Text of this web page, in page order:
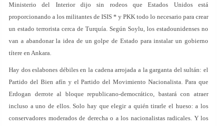
Ministerio del Interior dijo sin rodeos que Estados Unidos está
proporcionando a los militantes de ISIS * y PKK todo lo necesario para crear
un estado terrorista cerca de Turquía. Según Soylu, los estadounidenses no
van a abandonar la idea de un golpe de Estado para instalar un gobierno
títere en Ankara.
Hay dos eslabones débiles en la cadena arrojada a la garganta del sultán: el
Partido del Bien afín y el Partido del Movimiento Nacionalista. Para que
Erdogan derrote al bloque republicano-democrático, bastará con atraer
incluso a uno de ellos. Solo hay que elegir a quién tirarle el hueso: a los
conservadores moderados de derecha o a los nacionalistas radicales. Y los